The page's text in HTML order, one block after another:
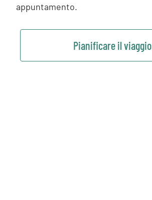
appuntamento.
Pianificare il viaggio